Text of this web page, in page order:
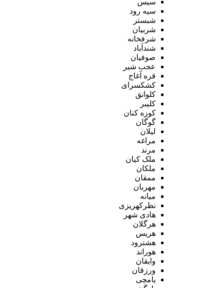
سیه رود
شبستر
شربیان
شرفخانه
شندآباد
صوفیان
عجب شیر
قره آغاج
کشکسرای
کلوانق
کلیبر
کوزه کنان
گوگان
لیلان
مراغه
مرند
ملک کیان
ملکان
ممقان
مهربان
میانه
نظرکهریزی
هادی شهر
هرگلان
هریس
هشترود
هوراند
وایقان
ورزقان
یامچی